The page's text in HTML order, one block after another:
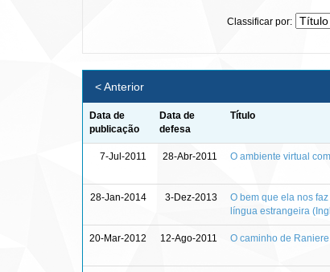
Classificar por:
< Anterior
Data de
publicação
Data de
defesa
Título
7-Jul-2011 28-Abr-2011 O ambiente virtual
28-Jan-2014 3-Dez-2013
O bem que ela nos
língua estrangeira
20-Mar-2012 12-Ago-2011 O caminho de